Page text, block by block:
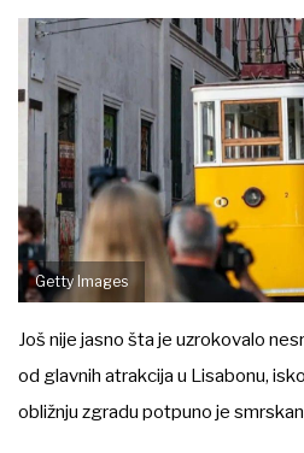
Getty Images
Još nije jasno šta je uzrokovalo
od glavnih atrakcija u Lisabonu,
obližnju zgradu potpuno je